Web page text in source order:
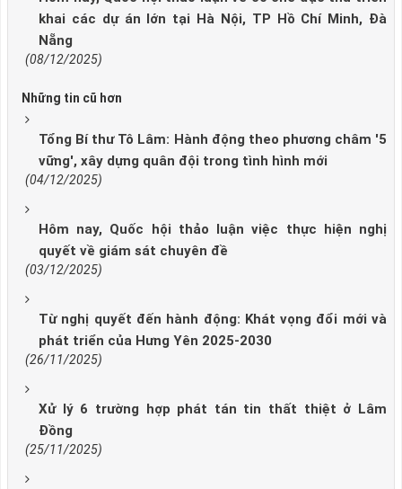
khai các dự án lớn tại Hà Nội, TP Hồ Chí Minh, Đà
Nẵng
(08/12/2025)
Những tin cũ hơn
Tổng Bí thư Tô Lâm: Hành động theo phương châm '5
vững', xây dựng quân đội trong tình hình mới
(04/12/2025)
Hôm nay, Quốc hội thảo luận việc thực hiện nghị
quyết về giám sát chuyên đề
(03/12/2025)
Từ nghị quyết đến hành động: Khát vọng đổi mới và
phát triển của Hưng Yên 2025-2030
(26/11/2025)
Xử lý 6 trường hợp phát tán tin thất thiệt ở Lâm
Đồng
(25/11/2025)